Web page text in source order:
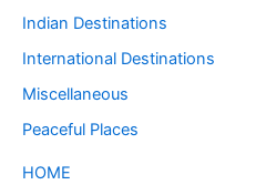
Indian Destinations
International Destinations
Miscellaneous
Peaceful Places
HOME